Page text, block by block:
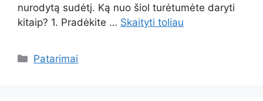
nurodytą sudėtį. Ką nuo šiol turėtumėte daryti
kitaip? 1. Pradėkite … Skaityti toliau
Kategorijos
Patarimai